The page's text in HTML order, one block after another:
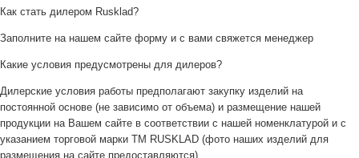
Как стать дилером Rusklad?
Заполните на нашем сайте форму и с вами свяжется менеджер
Какие условия предусмотрены для дилеров?
Дилерские условия работы предполагают закупку изделий на
постоянной основе (не зависимо от объема) и размещение нашей
продукции на Вашем сайте в соответствии с нашей номенклатурой и с
указанием торговой марки ТМ RUSKLAD (фото наших изделий для
размещения на сайте предоставляются).